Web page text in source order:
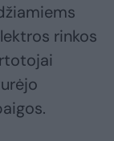
rinkos